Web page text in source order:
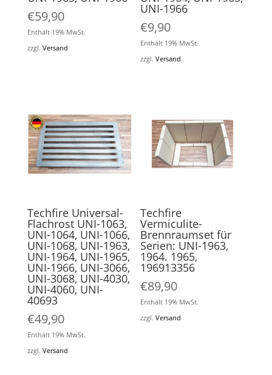
€59,90
Enthält 19% MwSt.
zzgl. Versand
UNI-1966
€9,90
Enthält 19% MwSt.
zzgl.Versand
Techfire Universal-
Flachrost UNI-1063,
UNI-1064, UNI-1066,
UNI-1068, UNI-1963,
UNI-1964, UNI-1965,
UNI-1966, UNI-3066,
UNI-3068, UNI-4030,
UNI-4060, UNI-
40693
€49,90
Enthält 19% MwSt.
zzgl. Versand
Techfire
Vermiculite-
Brennraumset für
Serien: UNI-1963,
1964. 1965,
196913356
€89,90
Enthält 19% MwSt.
zzgl.Versand